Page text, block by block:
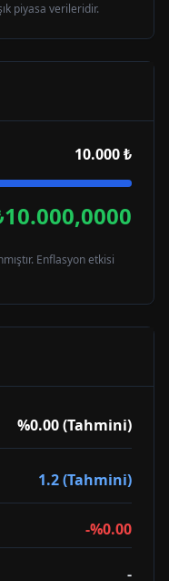
piyasa verileridir.
10.000 ₺
Enflasyon etkisi
%0.00 (Tahmini)
1.2 (Tahmini)
-%0.00
-